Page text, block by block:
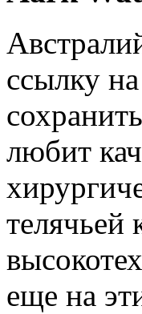
ссылку
любит
телячьей
еще на